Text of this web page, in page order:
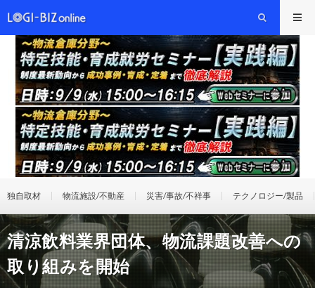
独自取材 物流施設/不動産 災害/事故/不祥事 テクノロジー/製品
清涼飲料業界団体、物流課題改善への
取り組みを開始